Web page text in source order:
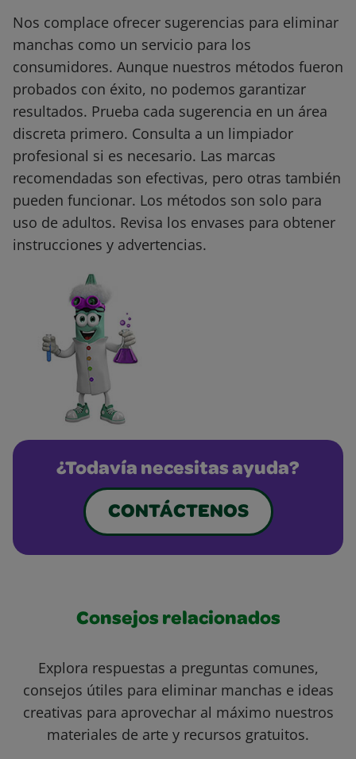
Nos complace ofrecer sugerencias para eliminar
manchas como un servicio para los
consumidores. Aunque nuestros métodos fueron
probados con éxito, no podemos garantizar
resultados. Prueba cada sugerencia en un área
discreta primero. Consulta a un limpiador
profesional si es necesario. Las marcas
recomendadas son efectivas, pero otras también
pueden funcionar. Los métodos son solo para
uso de adultos. Revisa los envases para obtener
instrucciones y advertencias.
¿Todavía necesitas ayuda?
CONTÁCTENOS
Consejos relacionados
Explora respuestas a preguntas comunes,
consejos útiles para eliminar manchas e ideas
creativas para aprovechar al máximo nuestros
materiales de arte y recursos gratuitos.